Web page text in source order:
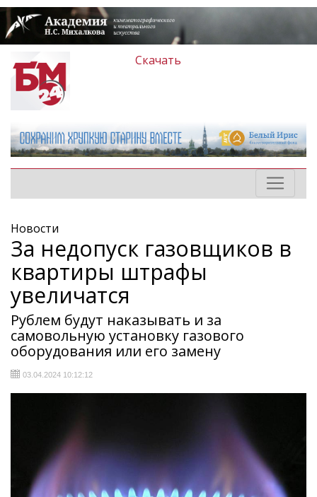
Скачать
Новости
За недопуск газовщиков в
квартиры штрафы
увеличатся
Рублем будут наказывать и за
самовольную установку газового
оборудования или его замену
03.04.2024 10:12:12